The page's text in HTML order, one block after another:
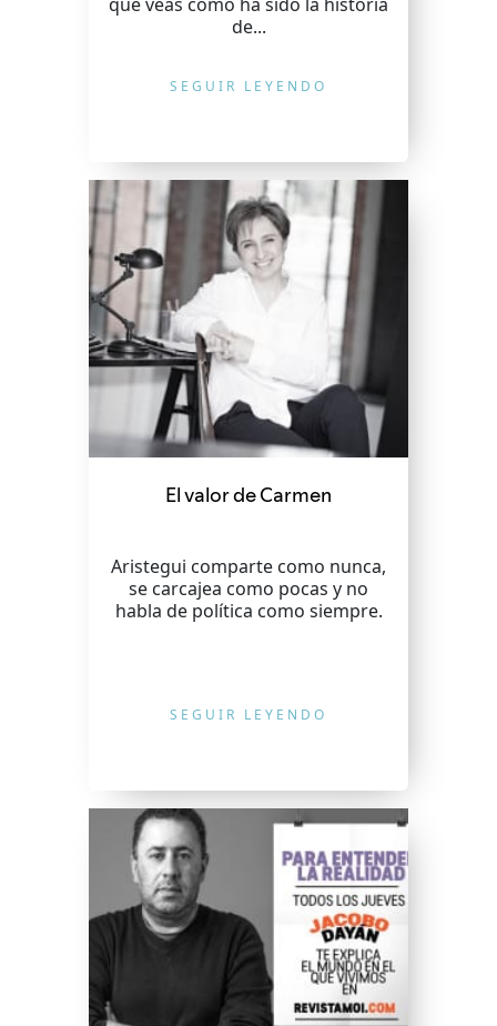
de...
SEGUIR LEYENDO
El valor de Carmen
Aristegui comparte como nunca,
se carcajea como pocas y no
habla de política como siempre.
SEGUIR LEYENDO